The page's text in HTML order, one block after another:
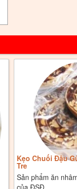
Kẹo Chuối Đậu
Tre
Sản phẩm ăn